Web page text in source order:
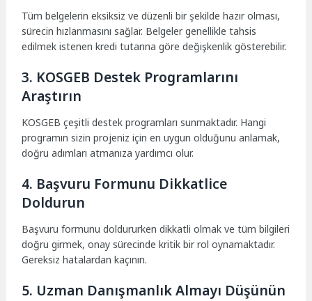
Tüm belgelerin eksiksiz ve düzenli bir şekilde hazır olması,
sürecin hızlanmasını sağlar. Belgeler genellikle tahsis
edilmek istenen kredi tutarına göre değişkenlik gösterebilir.
3. KOSGEB Destek Programlarını
Araştırın
KOSGEB çeşitli destek programları sunmaktadır. Hangi
programın sizin projeniz için en uygun olduğunu anlamak,
doğru adımları atmanıza yardımcı olur.
4. Başvuru Formunu Dikkatlice
Doldurun
Başvuru formunu doldururken dikkatli olmak ve tüm bilgileri
doğru girmek, onay sürecinde kritik bir rol oynamaktadır.
Gereksiz hatalardan kaçının.
5. Uzman Danışmanlık Almayı Düşünün